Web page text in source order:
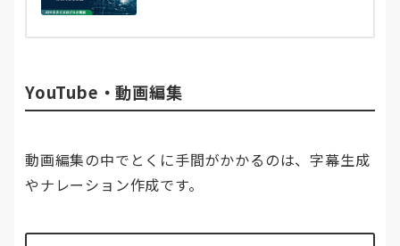
YouTube・動画編集
動画編集の中でとくに手間がかかるのは、字幕生成
やナレーション作成です。